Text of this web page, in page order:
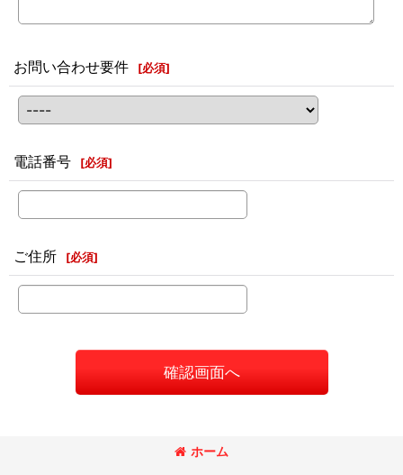
お問い合わせ要件 [必須]
電話番号 [必須]
ご住所 [必須]
確認画面へ
ホーム